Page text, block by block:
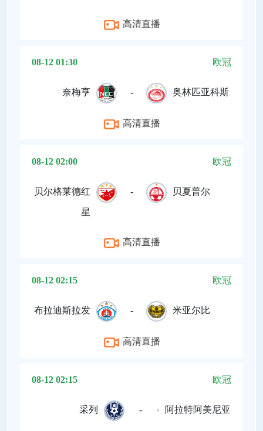
高清直播
08-12 01:30 欧冠
奈梅亨 - 奥林匹亚科斯
高清直播
08-12 02:00 欧冠
贝尔格莱德红
星
- 贝夏普尔
高清直播
08-12 02:15 欧冠
布拉迪斯拉发 - 米亚尔比
高清直播
08-12 02:15 欧冠
采列 - 阿拉特阿美尼亚